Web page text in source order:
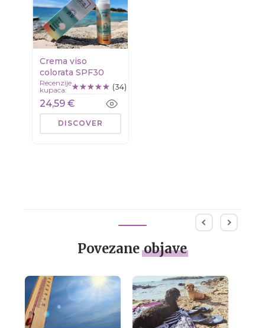
Crema viso
colorata SPF30
Recenzije
kupaca:
(34)
24,59 €
DISCOVER
Povezaneobjave